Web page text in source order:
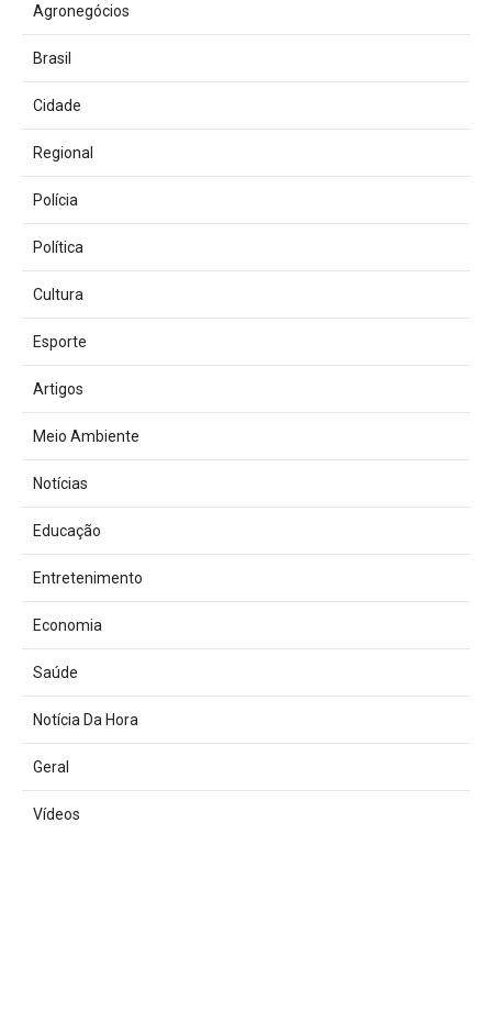
Agronegócios
Brasil
Cidade
Regional
Polícia
Política
Cultura
Esporte
Artigos
Meio Ambiente
Notícias
Educação
Entretenimento
Economia
Saúde
Notícia Da Hora
Geral
Vídeos